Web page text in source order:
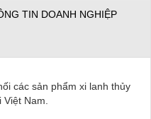
TIN DOANH NGHIỆP
các sản phẩm xi lanh thủy
Nam.